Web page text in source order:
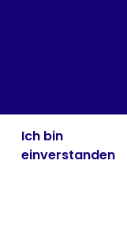
Ich bin
einverstanden